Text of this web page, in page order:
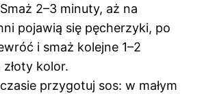
2–3 minuty, aż na
pojawią się pęcherzyki, po
i smaż kolejne 1–2
kolor.
przygotuj sos: w małym